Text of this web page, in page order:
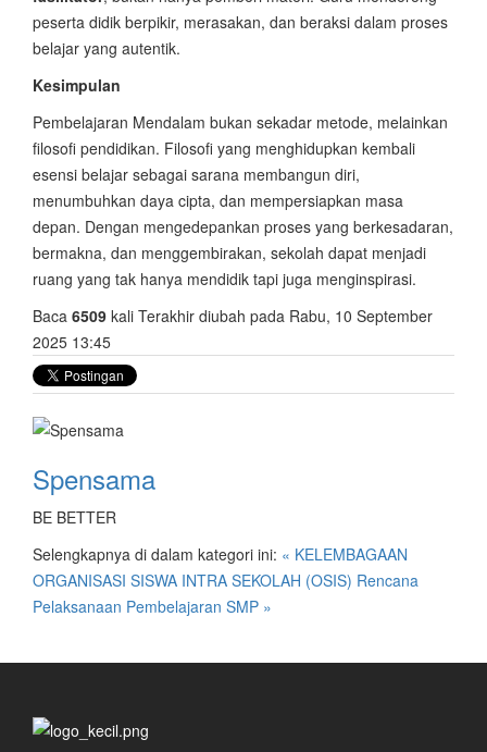
peserta didik berpikir, merasakan, dan beraksi dalam proses
belajar yang autentik.
Kesimpulan
Pembelajaran Mendalam bukan sekadar metode, melainkan
filosofi pendidikan. Filosofi yang menghidupkan kembali
esensi belajar sebagai sarana membangun diri,
menumbuhkan daya cipta, dan mempersiapkan masa
depan. Dengan mengedepankan proses yang berkesadaran,
bermakna, dan menggembirakan, sekolah dapat menjadi
ruang yang tak hanya mendidik tapi juga menginspirasi.
Baca 6509 kali Terakhir diubah pada Rabu, 10 September
2025 13:45
Spensama
BE BETTER
Selengkapnya di dalam kategori ini: « KELEMBAGAAN
ORGANISASI SISWA INTRA SEKOLAH (OSIS) Rencana
Pelaksanaan Pembelajaran SMP »